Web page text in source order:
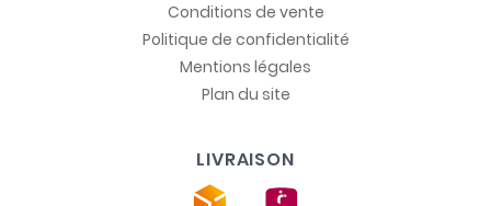
Conditions de vente
Politique de confidentialité
Mentions légales
Plan du site
LIVRAISON